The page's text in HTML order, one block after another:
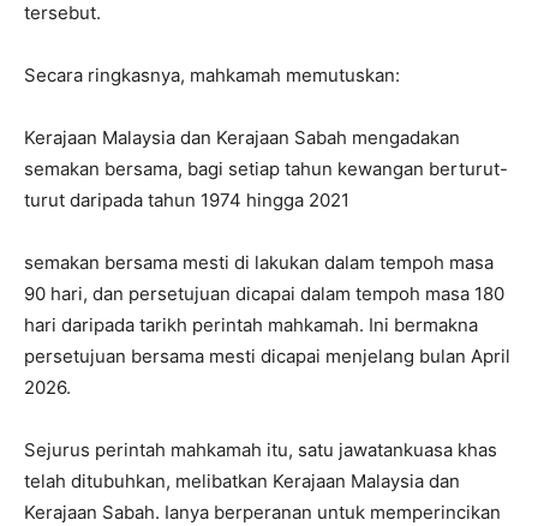
tersebut.
Secara ringkasnya, mahkamah memutuskan:
Kerajaan Malaysia dan Kerajaan Sabah mengadakan
semakan bersama, bagi setiap tahun kewangan berturut-
turut daripada tahun 1974 hingga 2021
semakan bersama mesti di lakukan dalam tempoh masa
90 hari, dan persetujuan dicapai dalam tempoh masa 180
hari daripada tarikh perintah mahkamah. Ini bermakna
persetujuan bersama mesti dicapai menjelang bulan April
2026.
Sejurus perintah mahkamah itu, satu jawatankuasa khas
telah ditubuhkan, melibatkan Kerajaan Malaysia dan
Kerajaan Sabah. Ianya berperanan untuk memperincikan